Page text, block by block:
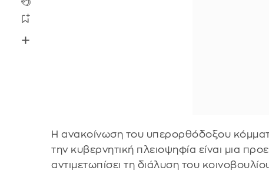
Η ανακοίνωση του υπερορθόδοξου
την κυβερνητική πλειοψηφία είναι μια
αντιμετωπίσει τη διάλυση του